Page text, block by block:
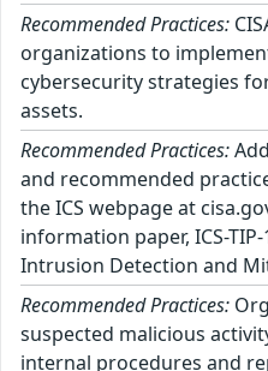
Recommended Practices:
organizations to
cybersecurity strategies
assets.
Recommended Practices:
and recommended
the ICS webpage at
information paper, ICS-
Intrusion Detection and
Recommended Practices:
suspected malicious
internal procedures and